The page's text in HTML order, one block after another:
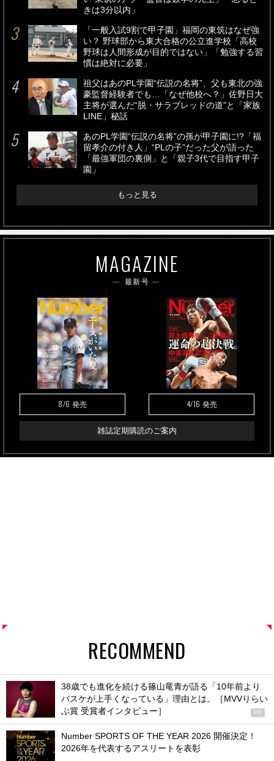
きは3分以内」
「一般入試9割で甲子園」福岡の東筑はなぜ強
い？ 野球部から東大合格の公立進学校「高校
野球は人間形成が目的ではない」「勉強する習
慣は絶対に必要」
祖父はあのPL学園“伝説の名将”、父も東北の強
豪監督経験者でも…「なぜ他校へ？」佐野日大
主将が選んだ“脱・サラブレッドの道”と「家族
LINE」秘話
あのPL学園“伝説の名将”の孫が甲子園に!?「福
留孝介の付き人」“PLの子”だった父が語った
「最強軍団の裏側」と「親子3代で目指す甲子
園」
もっと見る
MAGAZINE
最新号
8/6 発売 4/16 発売
雑誌定期購読のご案内
RECOMMEND
38歳でも進化を続ける篠山竜青が語る「10年前より
バスケが上手くなっている」理由とは。［MVVりらい
ぶ賞 受賞者インタビュー］
PR
Number SPORTS OF THE YEAR 2026 開催決定！
2026年を代表するアスリートを表彰